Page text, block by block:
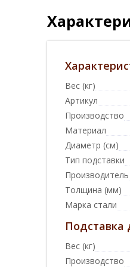
Вес (кг)
Артикул
Производство
Материал
Диаметр (см)
Тип подставки
Производитель
Толщина (мм)
Марка стали
Подставка
Вес (кг)
Производство